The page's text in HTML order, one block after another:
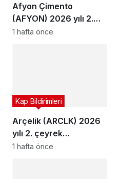
Afyon Çimento
(AFYON) 2026 yılı 2.
çeyrek bilançosunu
1 hafta önce
Arçelik (ARCLK) 2026
yılı 2. çeyrek
bilançosunu açıkladı
Kap Bildirimleri
1 hafta önce